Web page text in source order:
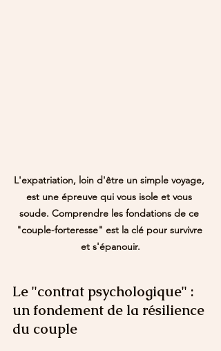
L'expatriation, loin d'être un simple voyage,
est une épreuve qui vous isole et vous
soude. Comprendre les fondations de ce
"couple-forteresse" est la clé pour survivre
et s'épanouir.
Le "contrat psychologique" :
un fondement de la résilience
du couple